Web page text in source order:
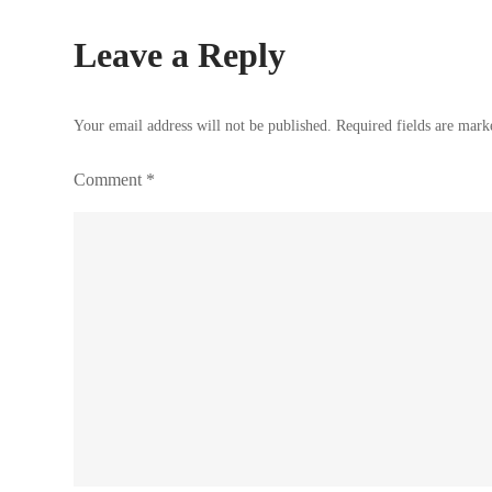
Leave a Reply
Your email address will not be published. Required fields are
Comment *